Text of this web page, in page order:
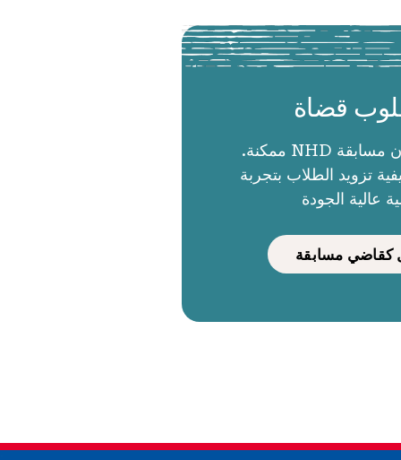
قضاة
الحكام يجعلون مسابقة NHD ممكنة.
تزويد الطلاب بتجربة
عالية الجودة
مسابقة